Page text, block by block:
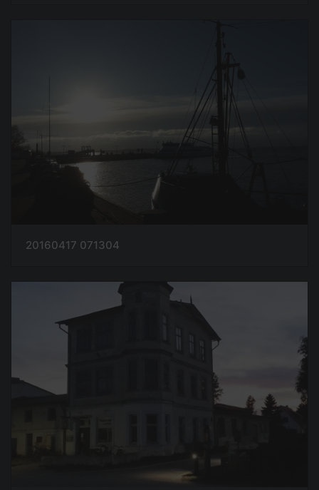
20160417 071304